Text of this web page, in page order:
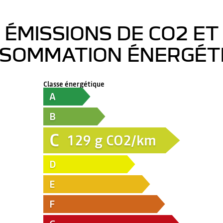
ÉMISSIONS DE CO2 ET
Classe énergétique
A
B
C 129 g CO2/km
D
E
F